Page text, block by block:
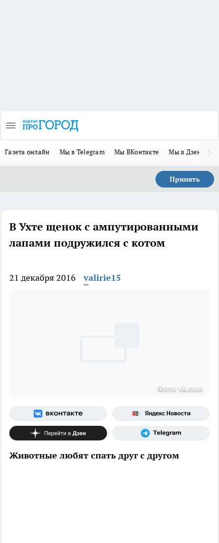
Газета онлайн Мы в Telegram Мы ВКонтакте Мы в Дзене
Принять
В Ухте щенок с ампутированными
лапами подружился с котом
21 декабря 2016 valirie15
Фото vk.com
Животные любят спать друг с другом